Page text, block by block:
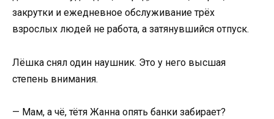
закрутки и ежедневное обслуживание трёх
взрослых людей не работа, а затянувшийся отпуск.
Лёшка снял один наушник. Это у него высшая
степень внимания.
— Мам, а чё, тётя Жанна опять банки забирает?